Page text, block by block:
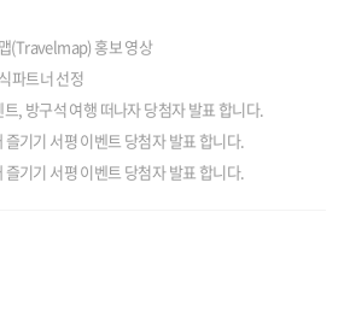
(Travelmap) 홍보 영상
파트너 선정
, 방구석 여행 떠나자 당첨자 발표 합니다.
기기 서평 이벤트 당첨자 발표 합니다.
기기 서평 이벤트 당첨자 발표 합니다.